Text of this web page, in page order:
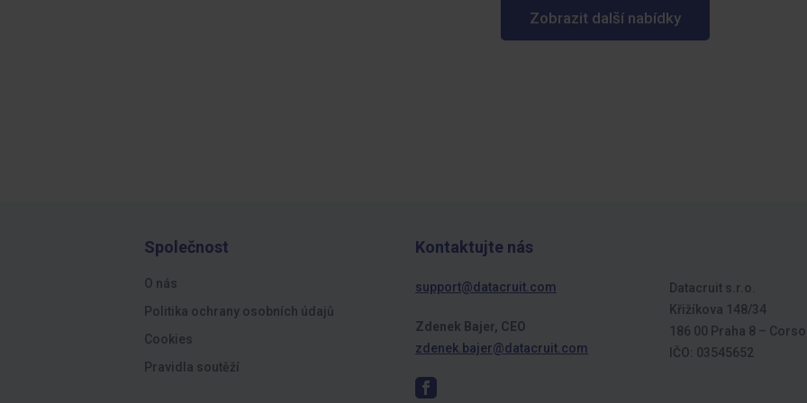
Zobrazit další nabídky
Společnost
O nás
Politika ochrany osobních údajů
Cookies
Pravidla soutěží
Kontaktujte nás
support@datacruit.com
Zdenek Bajer, CEO
zdenek.bajer@datacruit.com
Datacruit s.r.o.
Křižíkova 148/34
186 00 Praha 8 –
IČO: 03545652